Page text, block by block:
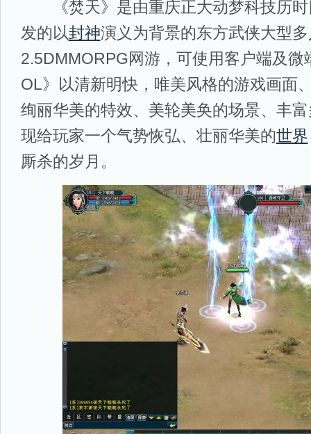
《焚天》是由重庆正大动梦科技历时
发的以封神演义为背景的东方武侠大型
2.5DMMORPG网游，可使用客户端及微
OL》以清新明快，唯美风格的游戏画面
绚丽华美的特效、美轮美奂的场景、丰
现给玩家一个气势恢弘、壮丽华美的世界
厮杀的岁月。